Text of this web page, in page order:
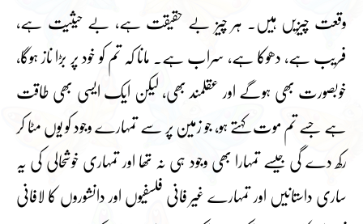
وقعت چیزیں ہیں۔ ہر چیز بے حقیقت ہے، بے حیثیت ہے،
فریب ہے، دھوکا ہے، سراب ہے۔ مانا کہ تم کو خود پر بڑا ناز ہوگا،
خوبصورت بھی ہوگے اور عقلمند بھی، لیکن ایک ایسی بھی طاقت
ہے جسے تم موت کہتے ہو، جو زمین پر سے تمہارے وجود کو یوں مٹا کر
رکھ دے گی جیسے تمہارا بھی وجود ہی نہ تھا اور تمہاری خوشحالی کی یہ
ساری داستانیں اور تمہارے غیر فانی فلسفیوں اور دانشوروں کا لافانی